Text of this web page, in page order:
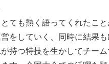
ても熱く語ってくれたこ
をしていく、同時に結果
持つ特技を生かしてチー